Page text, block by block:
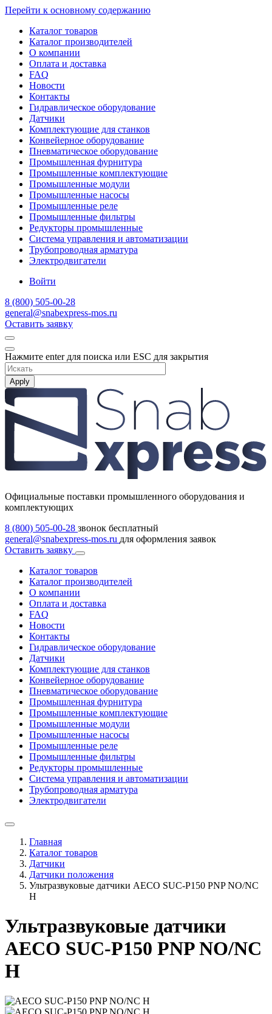
Перейти к основному содержанию
Каталог товаров
Каталог производителей
О компании
Оплата и доставка
FAQ
Новости
Контакты
Гидравлическое оборудование
Датчики
Комплектующие для станков
Конвейерное оборудование
Пневматическое оборудование
Промышленная фурнитура
Промышленные комплектующие
Промышленные модули
Промышленные насосы
Промышленные реле
Промышленные фильтры
Редукторы промышленные
Система управления и автоматизации
Трубопроводная арматура
Электродвигатели
Войти
8 (800) 505-00-28
general@snabexpress-mos.ru
Оставить заявку
Нажмите enter для поиска или ESC для закрытия
Apply
Официальные поставки промышленного оборудования и
комплектующих
8 (800) 505-00-28 звонок бесплатный
general@snabexpress-mos.ru для оформления заявок
Оставить заявку
Каталог товаров
Каталог производителей
О компании
Оплата и доставка
FAQ
Новости
Контакты
Гидравлическое оборудование
Датчики
Комплектующие для станков
Конвейерное оборудование
Пневматическое оборудование
Промышленная фурнитура
Промышленные комплектующие
Промышленные модули
Промышленные насосы
Промышленные реле
Промышленные фильтры
Редукторы промышленные
Система управления и автоматизации
Трубопроводная арматура
Электродвигатели
Главная
Каталог товаров
Датчики
Датчики положения
Ультразвуковые датчики AECO SUC-P150 PNP NO/NC
H
Ультразвуковые датчики
AECO SUC-P150 PNP NO/NC
H